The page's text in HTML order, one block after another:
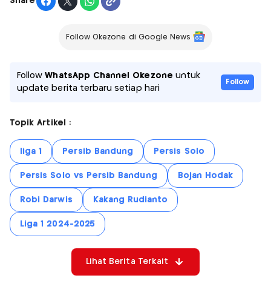
Follow Okezone di Google News
FollowWhatsApp Channel Okezone untuk
update berita terbaru setiap hari
Follow
Topik Artikel :
liga 1 Persib Bandung Persis Solo
Persis Solo vs Persib Bandung Bojan Hodak
Robi Darwis Kakang Rudianto
Liga 1 2024-2025
Lihat Berita Terkait